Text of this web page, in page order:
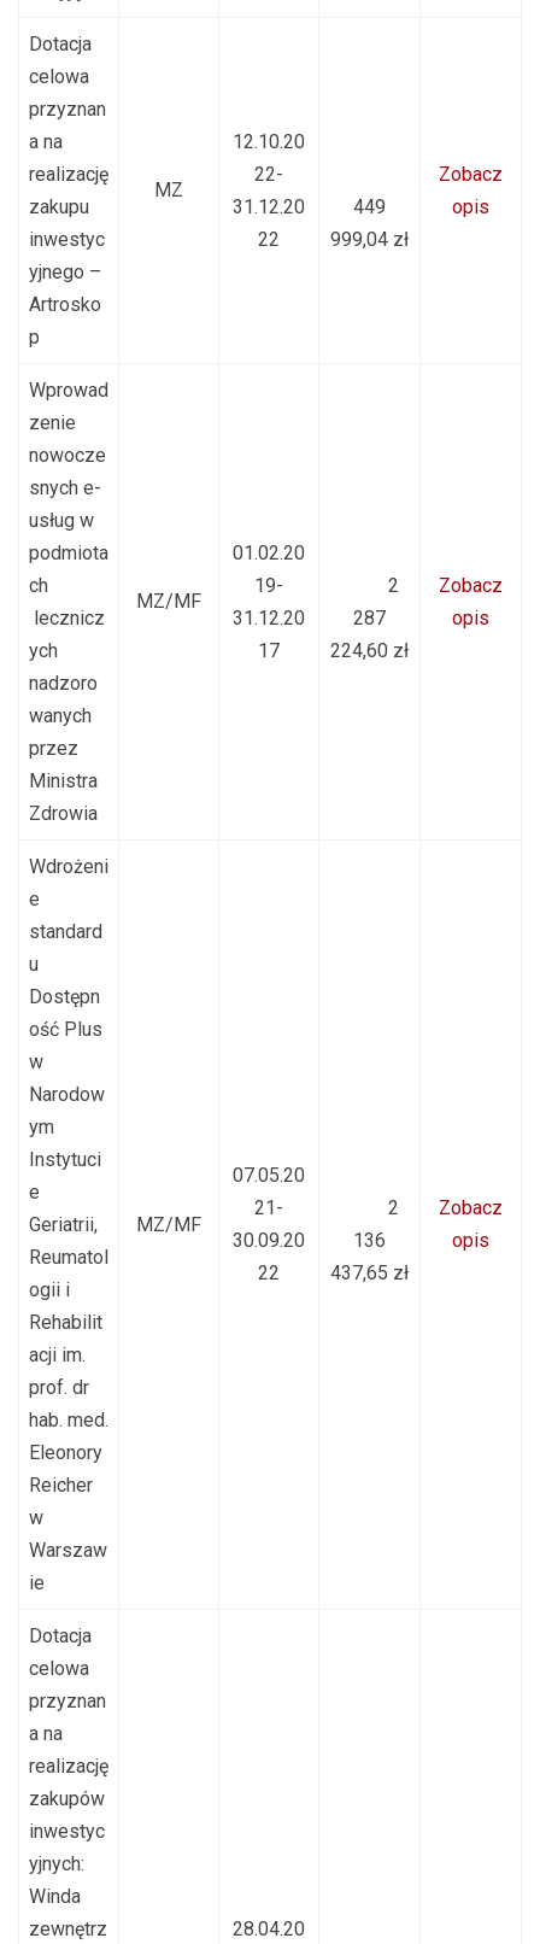
Dotacja
celowa
przyznan
a na
realizację
zakupu
inwestyc
yjnego –
Artrosko
p
MZ
12.10.20
22-
31.12.20
22
449
999,04 zł
Zobacz
opis
Wprowad
zenie
nowocze
snych e-
usług w
podmiota
ch
lecznicz
ych
nadzoro
wanych
przez
Ministra
Zdrowia
MZ/MF
01.02.20
19-
31.12.20
17
2
287
224,60 zł
Zobacz
opis
Wdrożeni
e
standard
u
Dostępn
ość Plus
w
Narodow
ym
Instytuci
e
Geriatrii,
Reumatol
ogii i
Rehabilit
acji im.
prof. dr
hab. med.
Eleonory
Reicher
w
Warszaw
ie
MZ/MF
07.05.20
21-
30.09.20
22
2
136
437,65 zł
Zobacz
opis
Dotacja
celowa
przyznan
a na
realizację
zakupów
inwestyc
yjnych:
Winda
zewnętrz
28.04.20